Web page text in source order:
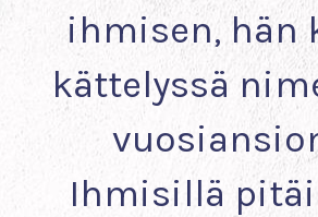
ihmisen, hän
kättelyssä
Ihmisillä